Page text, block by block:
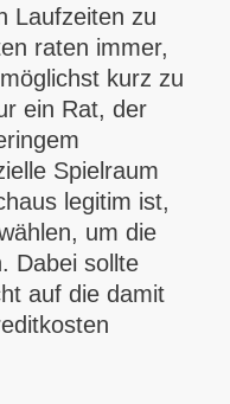
Laufzeiten zu
raten immer,
kurz zu
ein Rat, der
Spielraum
legitim ist,
um die
Dabei sollte
auf die damit